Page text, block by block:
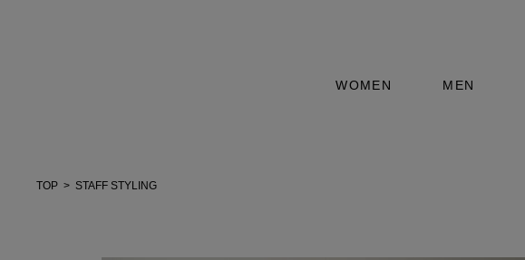
WOMEN MEN
TOP STAFF STYLING